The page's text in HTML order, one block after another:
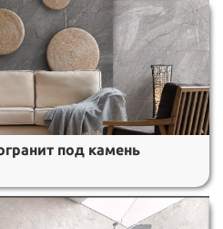
под камень